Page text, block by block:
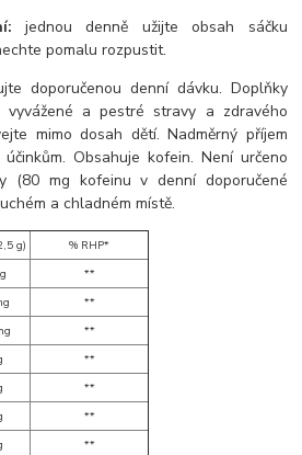
jednou denně užijte obsah sáčku
pomalu rozpustit.
doporučenou denní dávku. Doplňky
vyvážené a pestré stravy a zdravého
mimo dosah dětí. Nadměrný příjem
Obsahuje kofein. Není určeno
(80 mg kofeinu v denní doporučené
a chladném místě.
g)
% RHP*
**
**
**
**
**
**
**